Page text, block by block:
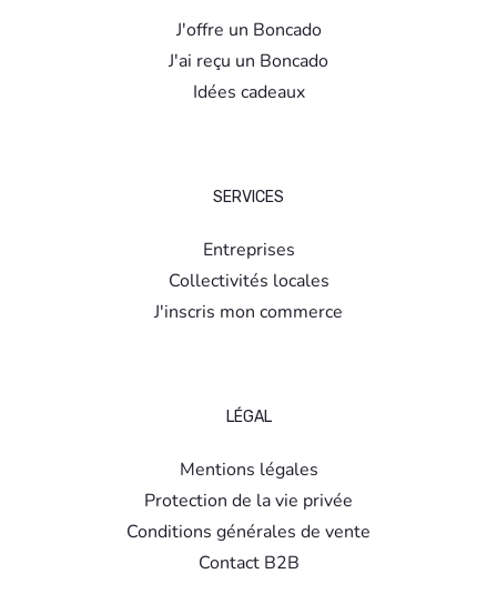
J'offre un Boncado
J'ai reçu un Boncado
Idées cadeaux
SERVICES
Entreprises
Collectivités locales
J'inscris mon commerce
LÉGAL
Mentions légales
Protection de la vie privée
Conditions générales de vente
Contact B2B